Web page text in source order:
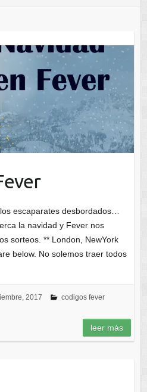
escaparates desbordados…
la navidad y Fever nos
sorteos. ** London, NewYork
below. No solemos traer todos
2017
codigos fever
leer más